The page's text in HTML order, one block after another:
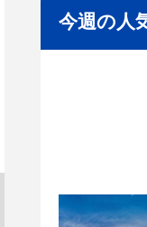
今週の人